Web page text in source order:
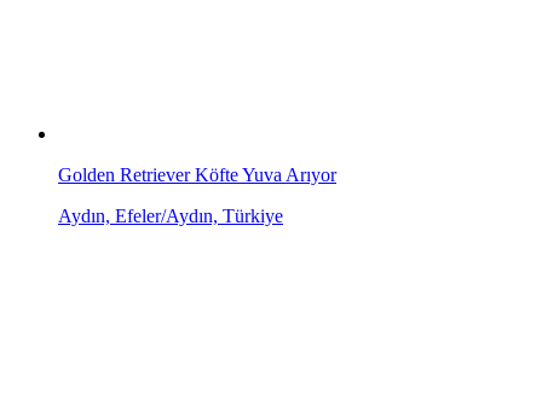
Golden Retriever Köfte Yuva Arıyor
Aydın, Efeler/Aydın, Türkiye